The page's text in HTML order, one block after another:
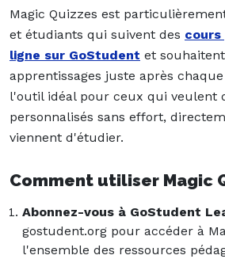
Magic Quizzes est
et étudiants qui suivent des cours
ligne sur GoStudent et
apprentissages juste après
l'outil idéal pour ceux qui veulent
personnalisés sans effort,
viennent d'étudier.
Comment utiliser Magic
Abonnez-vous à GoStudent
gostudent.org pour accéder à
l'ensemble des ressources